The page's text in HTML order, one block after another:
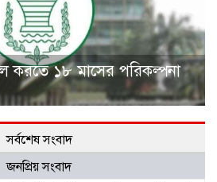
করতে ১৮ মাসের পরিকল্পনা
সর্বশেষ সংবাদ
জনপ্রিয় সংবাদ